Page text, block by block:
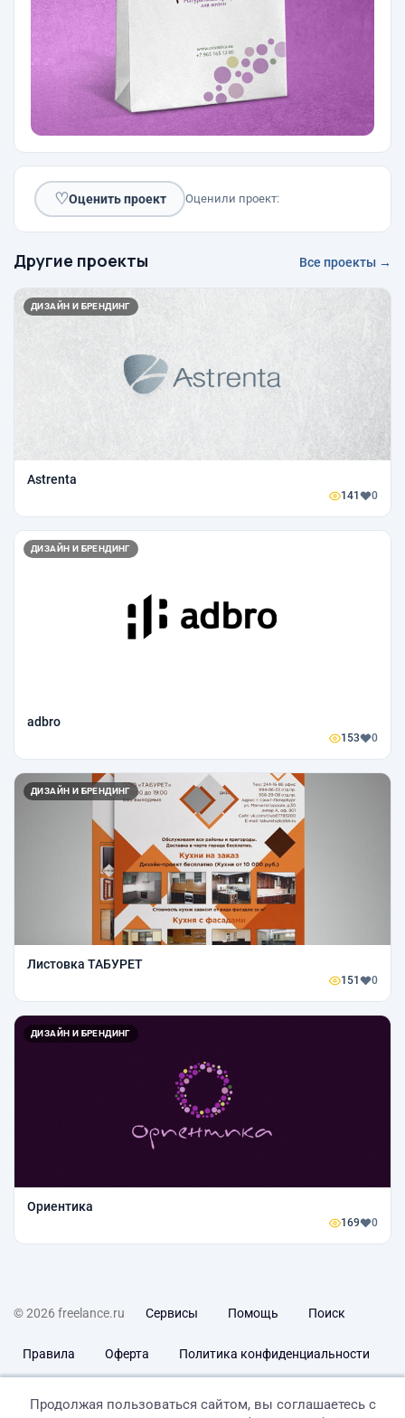
♡Оценить проект Оценили проект:
Другие проекты Все проекты →
ДИЗАЙН И БРЕНДИНГ
Astrenta
141 0
ДИЗАЙН И БРЕНДИНГ
adbro
153 0
ДИЗАЙН И БРЕНДИНГ
Листовка ТАБУРЕТ
151 0
ДИЗАЙН И БРЕНДИНГ
Ориентика
169 0
© 2026 freelance.ru Сервисы Помощь Поиск
Правила Оферта Политика конфиденциальности
Продолжая пользоваться сайтом, вы соглашаетесь с